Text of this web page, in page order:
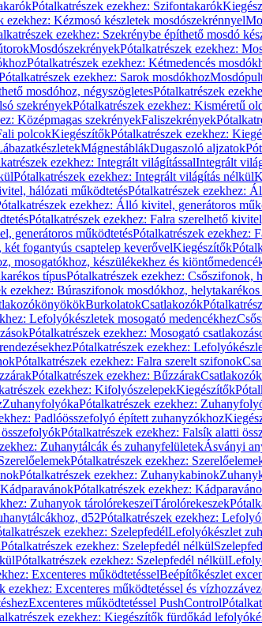
Pótalkatrészek ezekhez: Szifontakarók
ezekhez: Kézmosó készletek mosdószekrénnyel
ezekhez: Szekrénybe építhető mosdó
MosdószekrényekPótalkatrészek ezekhez:
Pótalkatrészek ezekhez: Kétmedencés
ezekhez: Sarok mosdókhoz
mosdóhoz, négyszögletesPótalkatrészek
szekrényekPótalkatrészek ezekhez: Kisméretű
Középmagas szekrényekFaliszekrények
polcokKiegészítőkPótalkatrészek ezekhez:
MágnestáblákDugaszoló aljzatok
ezekhez: Integrált világítássalIntegrált
Pótalkatrészek ezekhez: Integrált világítás nélkül
hálózati működtetésPótalkatrészek ezekhez:
ezekhez: Álló kivitel, generátoros
Pótalkatrészek ezekhez: Falra szerelhető
generátoros működtetésPótalkatrészek ezekhez:
fogantyús csaptelep keverővelKiegészítők
mosogatókhoz, készülékekhez és
típusPótalkatrészek ezekhez: Csőszifonok,
ezekhez: Búraszifonok mosdókhoz,
BurkolatokCsatlakozók
Lefolyókészletek mosogató medencékhez
Pótalkatrészek ezekhez: Mosogató
Pótalkatrészek ezekhez:
Pótalkatrészek ezekhez: Falra szerelt szifonok
Pótalkatrészek ezekhez: Bűzzárak
ezekhez: KifolyószelepekKiegészítők
ZuhanyfolyókaPótalkatrészek ezekhez:
Padlóösszefolyó épített zuhanyzókhoz
Pótalkatrészek ezekhez: Falsík alatti
Zuhanytálcák és zuhanyfelületekÁsványi
Pótalkatrészek ezekhez:
Pótalkatrészek ezekhez: Zuhanykabinok
KádparavánokPótalkatrészek ezekhez:
Zuhanyok tárolórekeszeiTárolórekeszek
d52Pótalkatrészek ezekhez:
ezekhez: SzelepfedélLefolyókészlet
Pótalkatrészek ezekhez: Szelepfedél nélkül
Pótalkatrészek ezekhez: Szelepfedél nélkül
Excenteres működtetésselBeépítőkészlet
ezekhez: Excenteres működtetéssel és
Excenteres működtetéssel PushControl
ezekhez: Kiegészítők fürdőkád